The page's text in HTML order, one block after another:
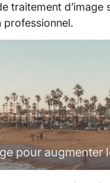
traitement d’image
professionnel.
pour augmenter